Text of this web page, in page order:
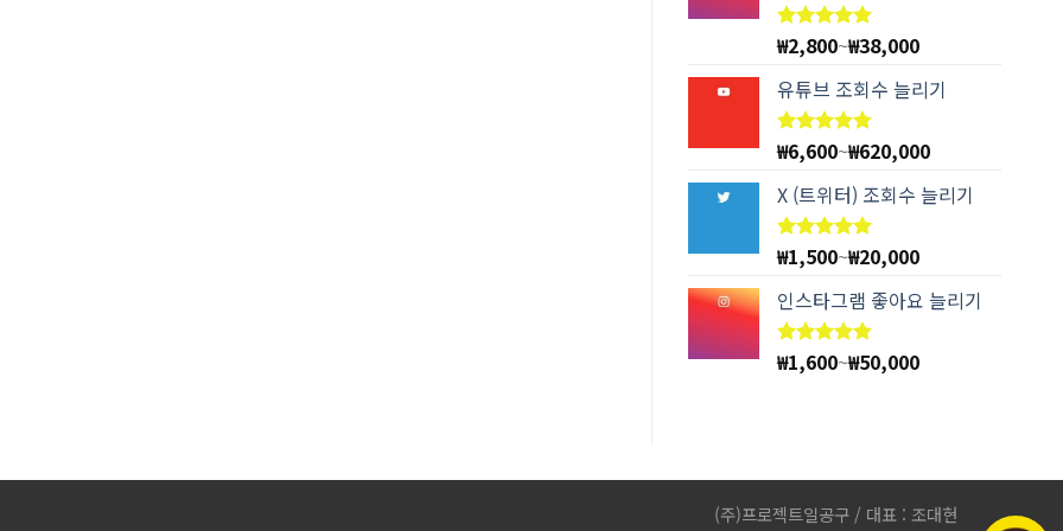
5 중에서
4.94
평가됨
₩2,800~₩38,000
유튜브 조회수 늘리기
5 중에서
4.78
평가됨
₩6,600~₩620,000
X (트위터) 조회수 늘리기
5 중에서
5.00
평가됨
₩1,500~₩20,000
인스타그램 좋아요 늘리기
5 중에서
4.83
₩1,600~₩50,000
(주)프로젝트일공구 / 대표 : 조대현